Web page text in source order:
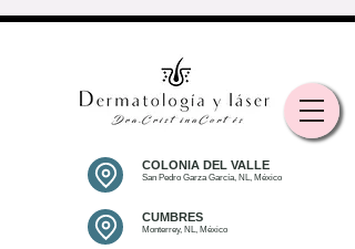
CUMBRES
Monterrey, NL, México
COLONIA DEL VALLE
San Pedro Garza García, NL, México